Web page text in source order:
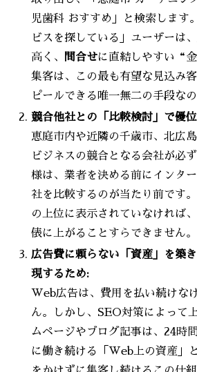
児歯科 おすすめ」と検索します
ビスを探している」ユーザーは
高く、
問合せに直結しやすい“
集客は、この最も有望な見込み
ピールできる唯一無二の手段なの
競合他社との「比較検討」で優
恵庭市内や近隣の千歳市、北広
ビジネスの競合となる会社が必
様は、業者を決める前にインタ
社を比較するのが当たり前です
の上位に表示されていなければ
俵に上がることすらできません。
広告費に頼らない「資産」を築
現するため:
Web広告は、費用を払い続けな
ん。しかし、SEO対策によって
ムページやブログ記事は、24時
に働き続ける「Web上の資産」